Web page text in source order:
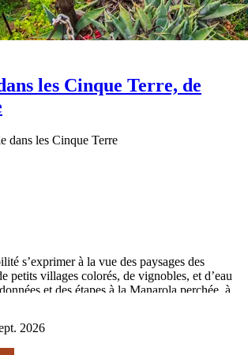
les Cinque Terre, de
dans les Cinque Terre
s’exprimer à la vue des paysages des
petits villages colorés, de vignobles, et d’eau
et des étapes à la Manarola perchée, à
village de pêcheurs, et à Monterosso la
cités antiques et médiévales de Lucques et de
2026